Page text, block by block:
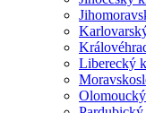
Liberecký